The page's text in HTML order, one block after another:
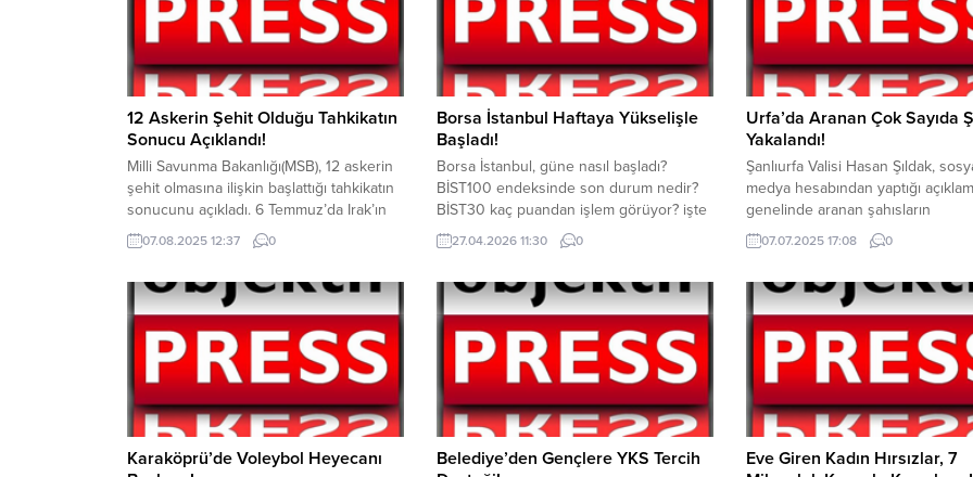
12 Askerin Şehit Olduğu Tahkikatın
Sonucu Açıklandı!
Milli Savunma Bakanlığı(MSB), 12 askerin
şehit olmasına ilişkin başlattığı tahkikatın
sonucunu açıkladı. 6 Temmuz’da Irak’ın
Pençe-Kilit harekâtı bölgesinde 12
askerin metan gazından zehirlenerek
belli oldu. MSB, tahkikatın sonucu ile ilgili
şu ifadeleri kullandı; “Özellikle son on
yılda elde edilen tecrübeler ışığında
yapılan incelemeler neticesinde; olayda...
07.08.2025 12:37 0
Borsa İstanbul Haftaya Yükselişle
Başladı!
Borsa İstanbul, güne nasıl başladı?
BİST100 endeksinde son durum nedir?
BİST30 kaç puandan işlem görüyor? işte
detaylar… Borsa İstanbul’da BIST 100
endeksi, haftanın ilk işlem gününe
göre yaklaşık yüzde 0,26 artış sağlayan
BİST 100 endeksi, güne yaklaşık
14.446,29 puandan işlem görmeye
başladı. BİST 100 endeksi önceki...
27.04.2026 11:30 0
Urfa’da Aranan Çok Sayıda
Yakalandı!
Şanlıurfa Valisi Hasan Şıldak,
medya hesabından yaptığı
genelinde aranan şahısların
yakalanmasına yönelik faaliyetler
gerçekleştirildiğini bildirdi. Yapılan
noktada 1.982 personelin
Hapis cezası ve yakalanma
aranmakta olan toplam 368 şahıs
yakalandı. Yakalananlar arasında;
öldürme suçundan 4 şahıs,
suçundan 29 şahıs, Dolandırıcılık
suçundan...
07.07.2025 17:08 0
Karaköprü’de Voleybol Heyecanı
Belediye’den Gençlere YKS Tercih
Eve Giren Kadın Hırsızlar, 7